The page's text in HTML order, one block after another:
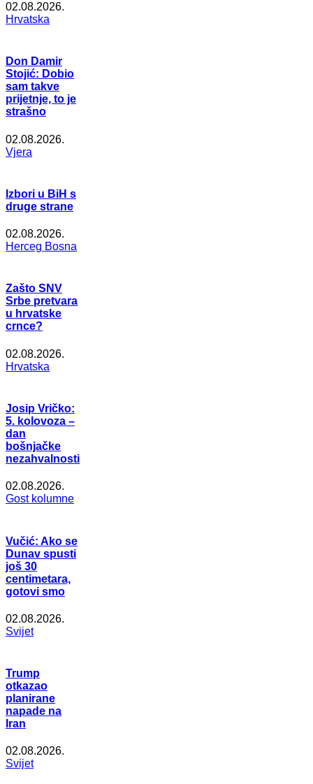
02.08.2026.
Hrvatska
Don Damir
Stojić: Dobio
sam takve
prijetnje, to je
strašno
02.08.2026.
Vjera
Izbori u BiH s
druge strane
02.08.2026.
Herceg Bosna
Zašto SNV
Srbe pretvara
u hrvatske
crnce?
02.08.2026.
Hrvatska
Josip Vričko:
5. kolovoza –
dan
bošnjačke
nezahvalnosti
02.08.2026.
Gost kolumne
Vučić: Ako se
Dunav spusti
još 30
centimetara,
gotovi smo
02.08.2026.
Svijet
Trump
otkazao
planirane
napade na
Iran
02.08.2026.
Svijet